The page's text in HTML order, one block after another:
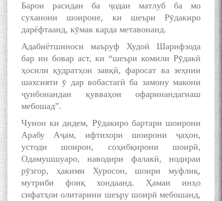
Барои расидан ба ҷодаи матлуб ба мо
суханони шоироне, ки шеъри Рӯдакиро
дарёфтаанд, кӯмак карда метавонанд.
Адабиётшиноси маъруф Худоӣ Шарифзода
бар ин бовар аст, ки “шеъри комили Рӯдакӣ
ҳосили қудратҳои завқӣ, фаросат ва зеҳнии
шахсияти ӯ дар вобастагӣ ба замону макони
ҷунбонандаи қувваҳои офаринандагиаш
мебошад”.
Чунон ки дидем, Рӯдакиро бартари шоирони
Арабу Аҷам, ифтихори шоирони ҷаҳон,
устоди шоирон, соҳибқирони шоирӣ,
Одамушшуаро, наводири фалакӣ, нодираи
рӯзгор, ҳакими Хуросон, шоири муфлиқ,
мутриби фоиқ хондаанд. Ҳамаи инҳо
сифатҳои олитарини шеъру шоирӣ мебошанд,
Сайре дар Осорхона
Муҳаммадҷон Раҳимӣ
Осорхонаи адабии
Муҳаммадҷон Раҳимӣ